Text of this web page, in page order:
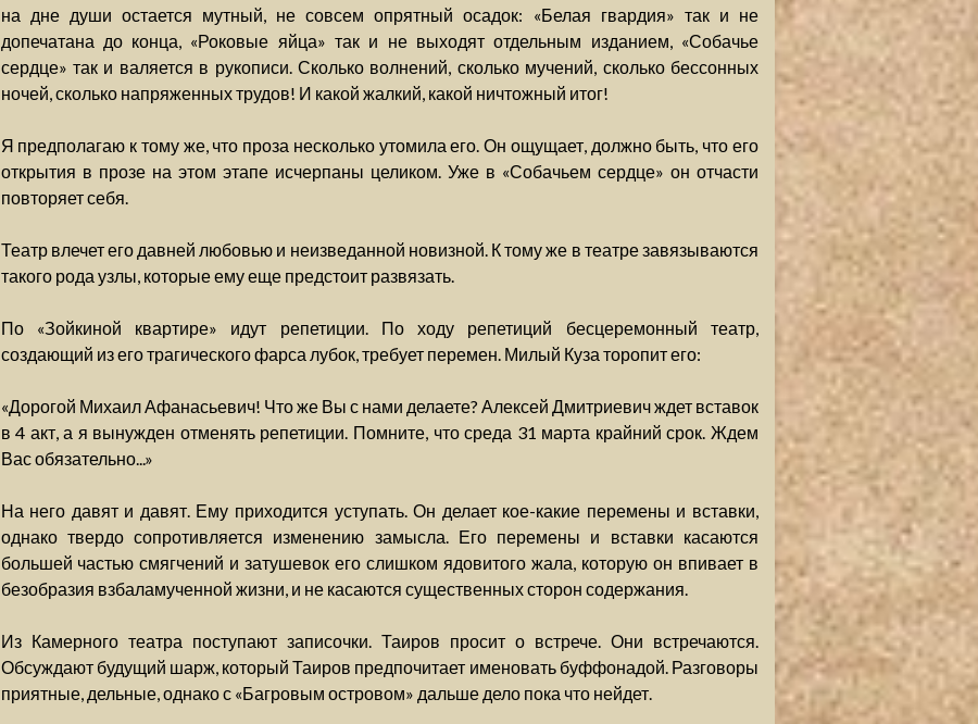
на дне души остается мутный, не совсем опрятный осадок: «Белая гвардия» так и не
допечатана до конца, «Роковые яйца» так и не выходят отдельным изданием, «Собачье
сердце» так и валяется в рукописи. Сколько волнений, сколько мучений, сколько бессонных
ночей, сколько напряженных трудов! И какой жалкий, какой ничтожный итог!
Я предполагаю к тому же, что проза несколько утомила его. Он ощущает, должно быть, что его
открытия в прозе на этом этапе исчерпаны целиком. Уже в «Собачьем сердце» он отчасти
повторяет себя.
Театр влечет его давней любовью и неизведанной новизной. К тому же в театре завязываются
такого рода узлы, которые ему еще предстоит развязать.
По «Зойкиной квартире» идут репетиции. По ходу репетиций бесцеремонный театр,
создающий из его трагического фарса лубок, требует перемен. Милый Куза торопит его:
«Дорогой Михаил Афанасьевич! Что же Вы с нами делаете? Алексей Дмитриевич ждет вставок
в 4 акт, а я вынужден отменять репетиции. Помните, что среда 31 марта крайний срок. Ждем
Вас обязательно...»
На него давят и давят. Ему приходится уступать. Он делает кое-какие перемены и вставки,
однако твердо сопротивляется изменению замысла. Его перемены и вставки касаются
большей частью смягчений и затушевок его слишком ядовитого жала, которую он впивает в
безобразия взбаламученной жизни, и не касаются существенных сторон содержания.
Из Камерного театра поступают записочки. Таиров просит о встрече. Они встречаются.
Обсуждают будущий шарж, который Таиров предпочитает именовать буффонадой. Разговоры
приятные, дельные, однако с «Багровым островом» дальше дело пока что нейдет.